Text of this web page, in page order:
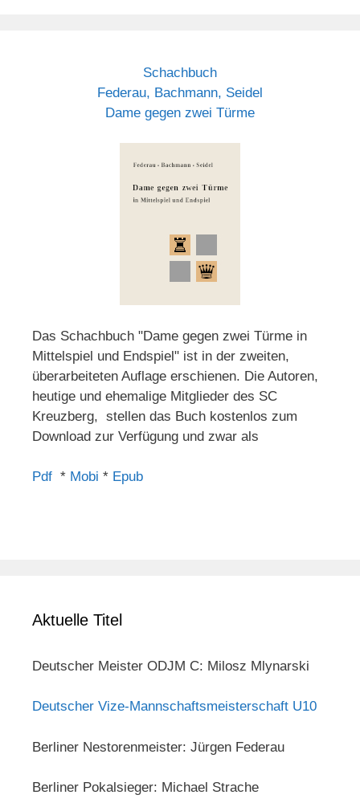
Schachbuch
Federau, Bachmann, Seidel
Dame gegen zwei Türme
Das Schachbuch "Dame gegen zwei Türme in
Mittelspiel und Endspiel" ist in der zweiten,
überarbeiteten Auflage erschienen. Die Autoren,
heutige und ehemalige Mitglieder des SC
Kreuzberg, stellen das Buch kostenlos zum
Download zur Verfügung und zwar als
Pdf * Mobi * Epub
Aktuelle Titel
Deutscher Meister ODJM C: Milosz Mlynarski
Deutscher Vize-Mannschaftsmeisterschaft U10
Berliner Nestorenmeister: Jürgen Federau
Berliner Pokalsieger: Michael Strache